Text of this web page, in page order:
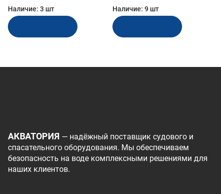
(308601)
Наличие: 3 шт
Наличие: 9 шт
АКВАТОРИЯ — надёжный поставщик судового и
спасательного оборудования. Мы обеспечиваем
безопасность на воде комплексными решениями для
наших клиентов.